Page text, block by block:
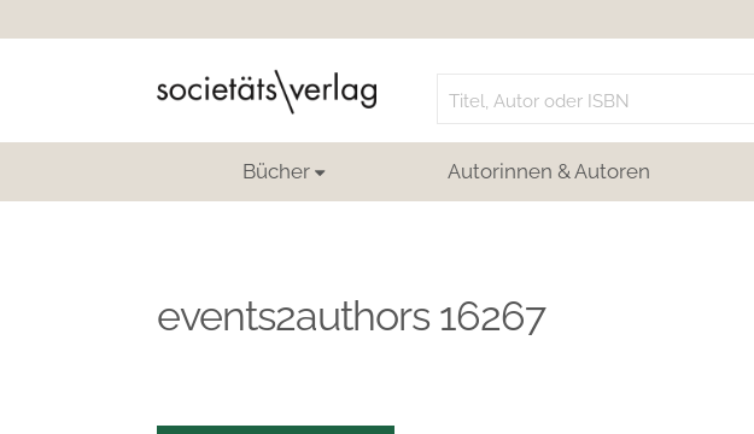
for:
Bücher Autorinnen & Autoren
events2authors 16267